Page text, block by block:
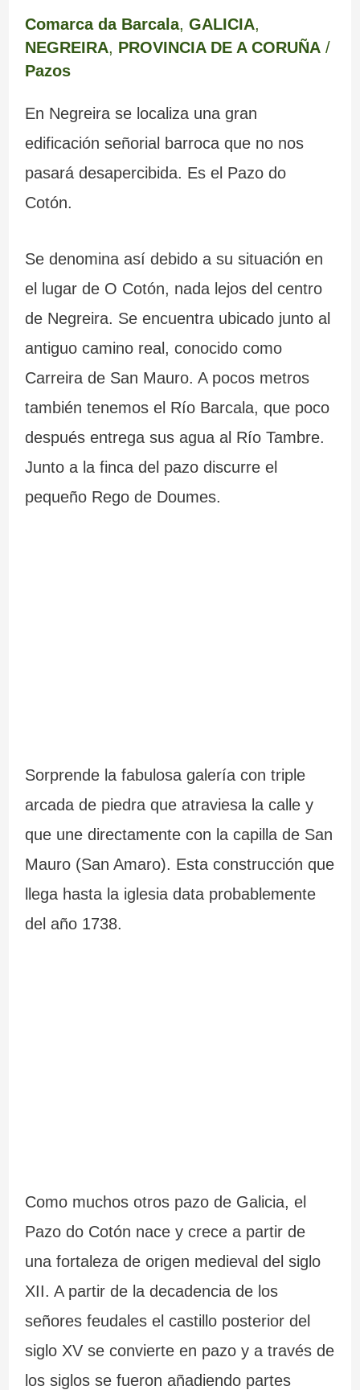
Comarca da Barcala, GALICIA,
NEGREIRA, PROVINCIA DE A CORUÑA/
Pazos
En Negreira se localiza una gran
edificación señorial barroca que no nos
pasará desapercibida. Es el Pazo do
Cotón.
Se denomina así debido a su situación en
el lugar de O Cotón, nada lejos del centro
de Negreira. Se encuentra ubicado junto al
antiguo camino real, conocido como
Carreira de San Mauro. A pocos metros
también tenemos el Río Barcala, que poco
después entrega sus agua al Río Tambre.
Junto a la finca del pazo discurre el
pequeño Rego de Doumes.
Sorprende la fabulosa galería con triple
arcada de piedra que atraviesa la calle y
que une directamente con la capilla de San
Mauro (San Amaro). Esta construcción que
llega hasta la iglesia data probablemente
del año 1738.
Como muchos otros pazo de Galicia, el
Pazo do Cotón nace y crece a partir de
una fortaleza de origen medieval del siglo
XII. A partir de la decadencia de los
señores feudales el castillo posterior del
siglo XV se convierte en pazo y a través de
los siglos se fueron añadiendo partes